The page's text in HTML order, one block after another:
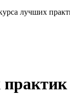
лучших